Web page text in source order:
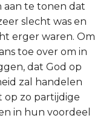
aan te tonen dat
slecht was en
erger waren. Om
toe over om in
dat God op
zal handelen
op zo partijdige
in hun voordeel